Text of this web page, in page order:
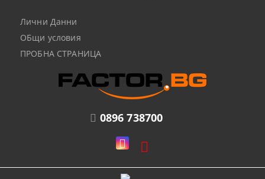
0896 738700
Лични Данни
ОБщи условия
ПРОБНА СТРАНИЦА